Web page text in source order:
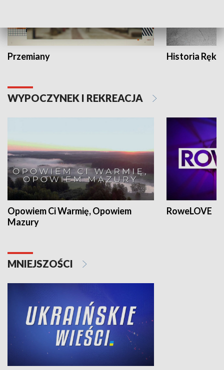
Przemiany Historia Ręką
WYPOCZYNEK I REKREACJA
Opowiem Ci Warmię, Opowiem
Mazury
RoweLOVE
MNIEJSZOŚCI